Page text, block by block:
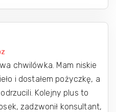
chwilówka. Mam niskie
i dostałem pożyczkę, a
Kolejny plus to
zadzwonił konsultant,